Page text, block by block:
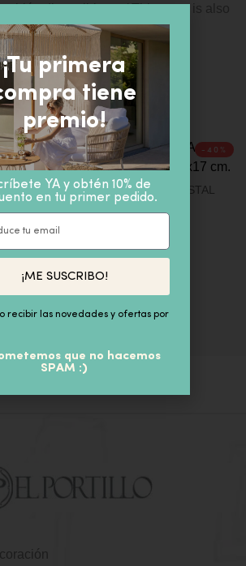
disponible en / This page is also
SIMILARES
DE
cm.
-40%
CENTRO DE MESA CRISTAL
VERDE 27×17 cm.
¡Tu primera
tiene
premio!
YA y obtén 10% de
en tu primer pedido.
recibir las novedades y ofertas por
¡ME SUSCRIBO!
que no hacemos
SPAM :)